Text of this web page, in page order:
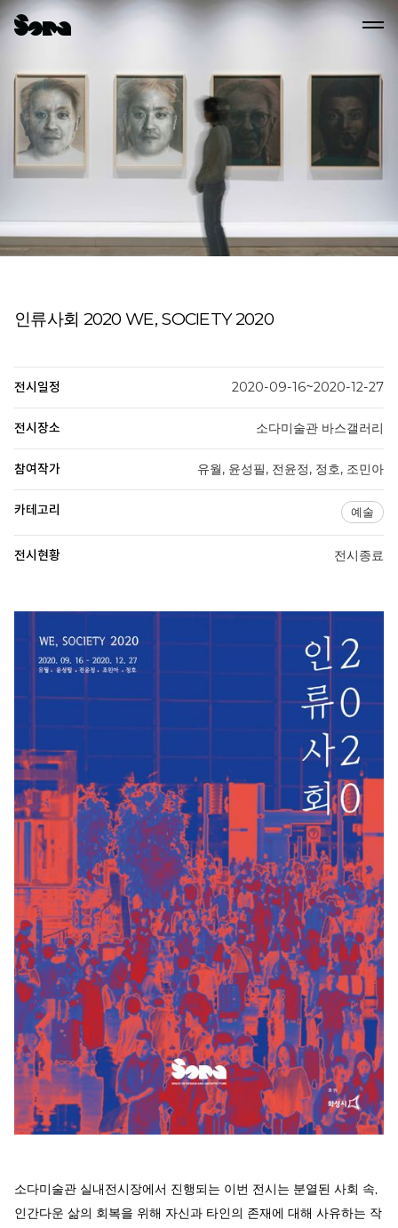
인류사회 2020 WE, SOCIETY 2020
전시일정 2020-09-16~2020-12-27
전시장소 소다미술관 바스갤러리
참여작가 유월, 윤성필, 전윤정, 정호, 조민아
카테고리 예술
전시현황 전시종료
소다미술관 실내전시장에서 진행되는 이번 전시는 분열된 사회 속,
인간다운 삶의 회복을 위해 자신과 타인의 존재에 대해 사유하는 작